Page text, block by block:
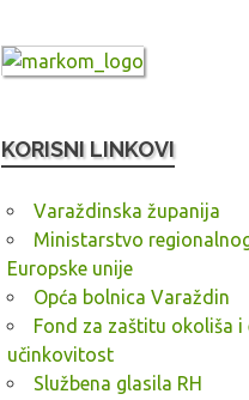
KORISNI LINKOVI
Varaždinska županija
Ministarstvo
Europske unije
Opća bolnica Varaždin
Fond za zaštitu okoliša i
učinkovitost
Službena glasila RH